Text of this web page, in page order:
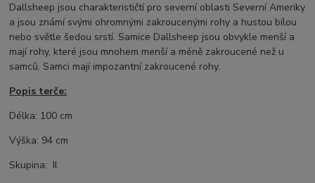
Dallsheep jsou charakterističtí pro severní oblasti Severní Ameriky
a jsou známí svými ohromnými zakroucenými rohy a hustou bílou
nebo světle šedou srstí. Samice Dallsheep jsou obvykle menší a
mají rohy, které jsou mnohem menší a méně zakroucené než u
samců. Samci mají impozantní zakroucené rohy.
Popis terče:
Délka: 100 cm
Výška: 94 cm
Skupina: II.